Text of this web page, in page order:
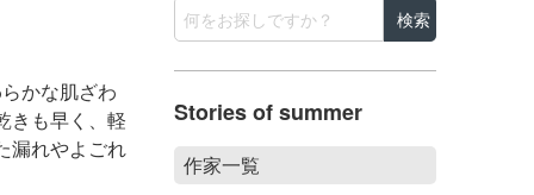
かな肌ざわ
きも早く、軽
漏れやよごれ
Stories of summer
作家一覧